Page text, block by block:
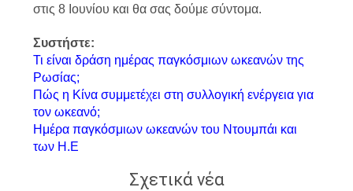
στις 8 Ιουνίου και θα σας δούμε σύντομα.
Συστήστε:
Τι είναι δράση ημέρας παγκόσμιων ωκεανών της
Ρωσίας;
Πώς η Κίνα συμμετέχει στη συλλογική ενέργεια για
τον ωκεανό;
Ημέρα παγκόσμιων ωκεανών του Ντουμπάι και
των Η.Ε
Σχετικά νέα